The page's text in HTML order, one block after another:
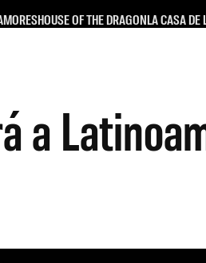
HOUSE OF THE DRAGONLA CASA DE
a